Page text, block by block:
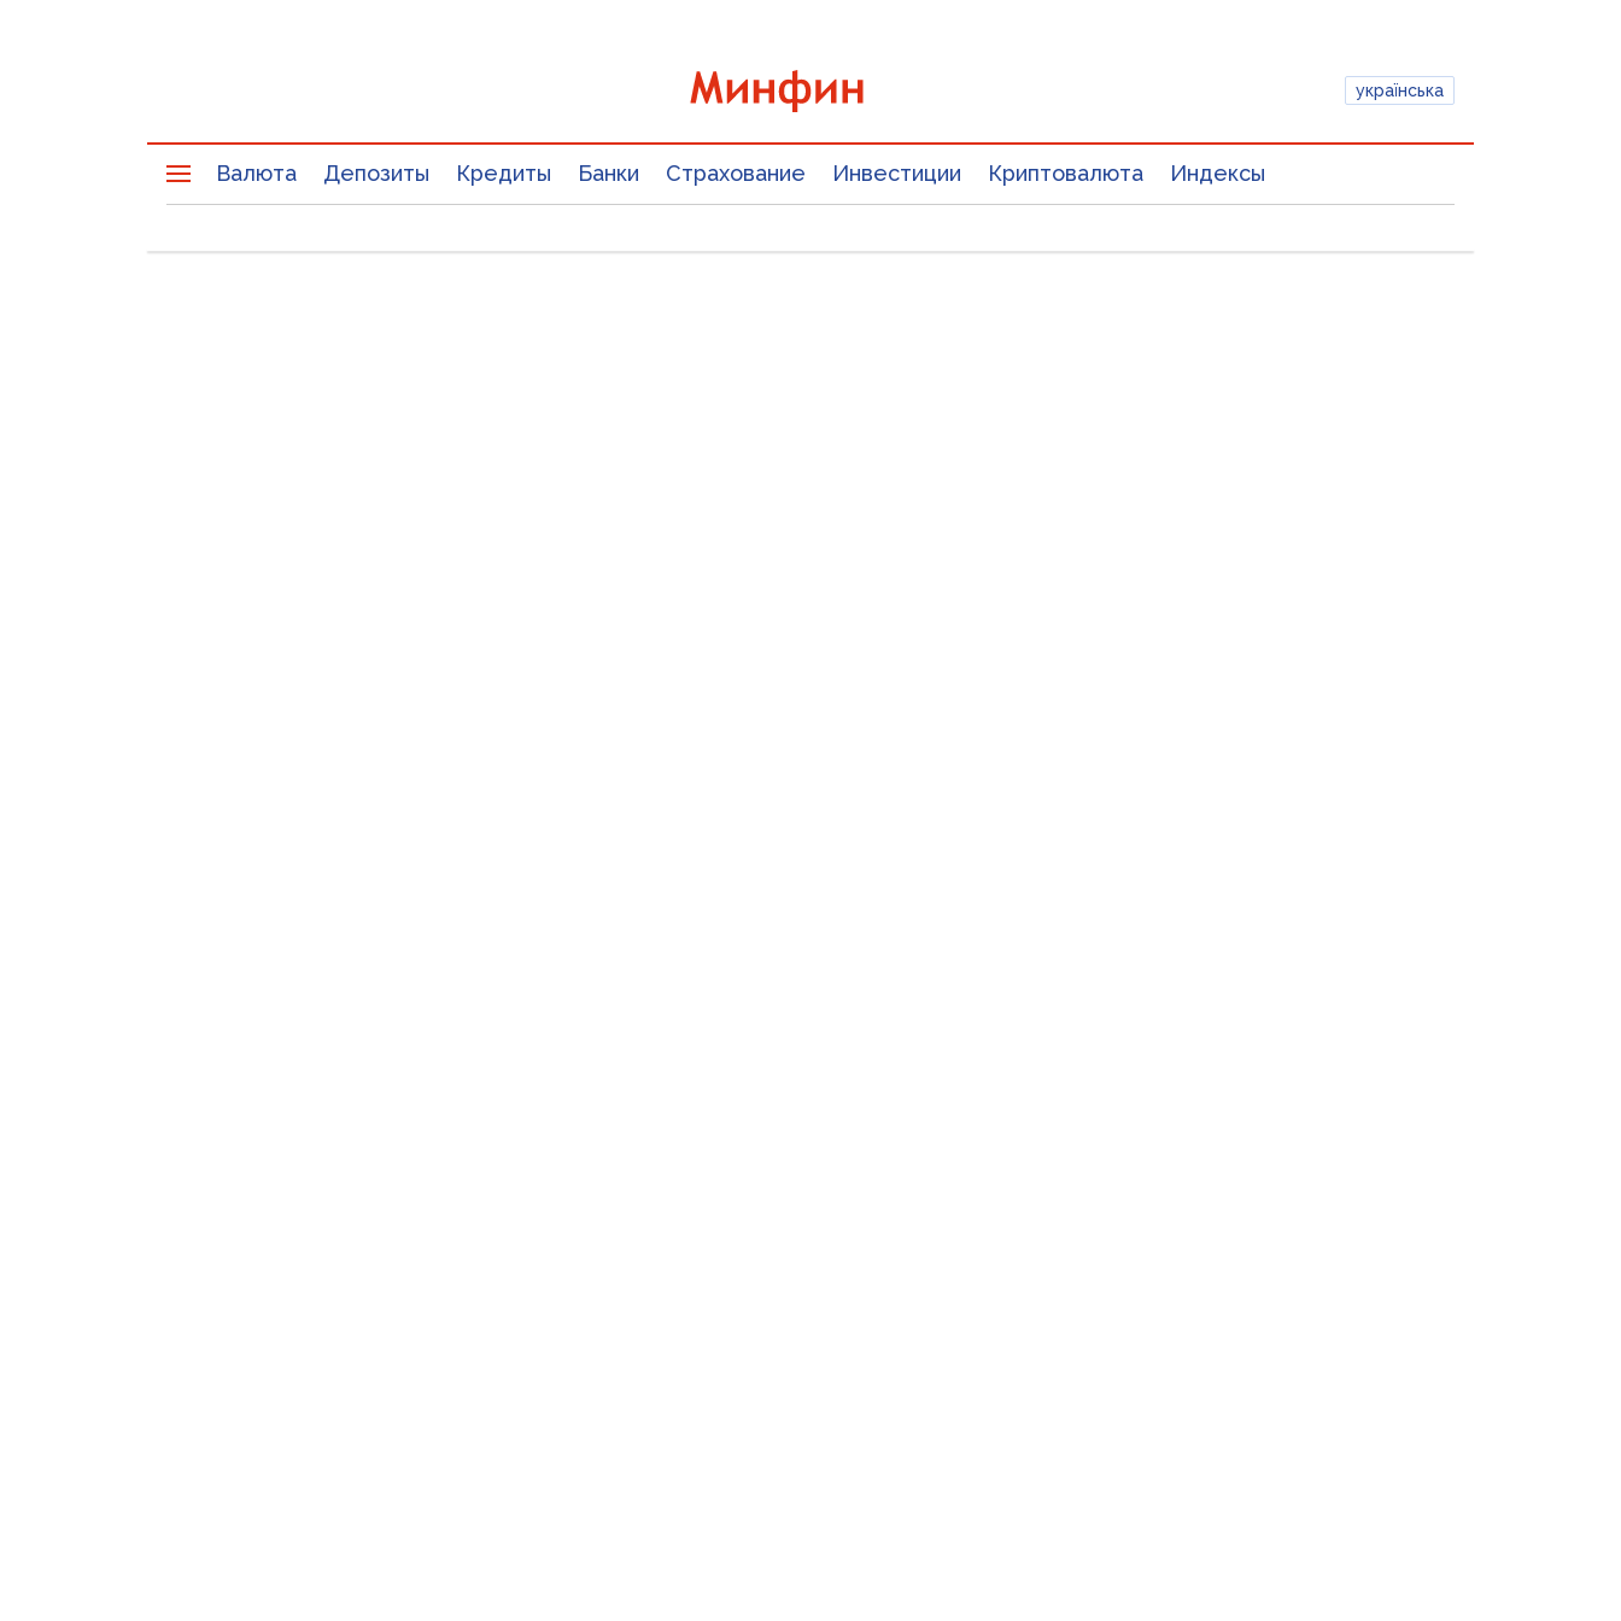
українська
Валюта Депозиты Кредиты Банки Страхование Инвестиции Криптовалюта Индексы